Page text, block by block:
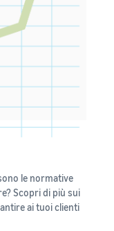
le normative
Scopri di più sui
ai tuoi clienti